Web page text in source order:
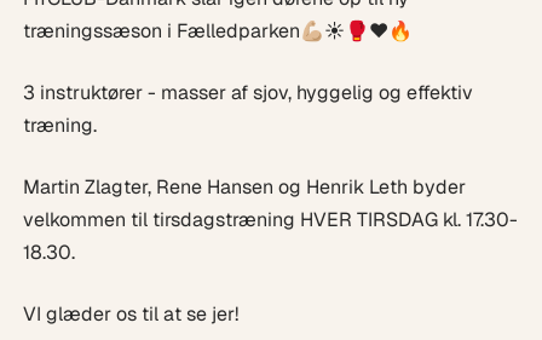
træningssæson i Fælledparken💪🏼☀️🥊❤️🔥
3 instruktører - masser af sjov, hyggelig og effektiv
træning.
Martin Zlagter, Rene Hansen og Henrik Leth byder
velkommen til tirsdagstræning HVER TIRSDAG kl. 17.30-
18.30.
VI glæder os til at se jer!